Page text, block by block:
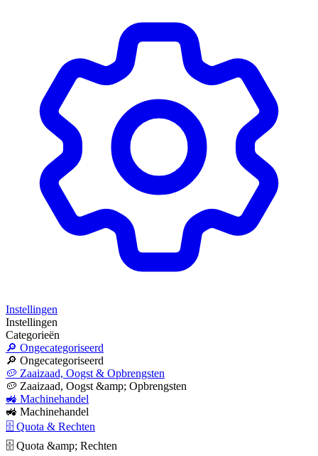
Instellingen
Instellingen
Categorieën
🔎 Ongecategoriseerd
🔎 Ongecategoriseerd
🥔 Zaaizaad, Oogst & Opbrengsten
🥔 Zaaizaad, Oogst &amp; Opbrengsten
🚜 Machinehandel
🚜 Machinehandel
🗄 Quota & Rechten
🗄 Quota &amp; Rechten